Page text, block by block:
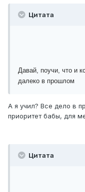
Цитата
Давай, поучи, что и
далеко в прошлом
А я учил? Все дело в
приоритет бабы, для
Цитата